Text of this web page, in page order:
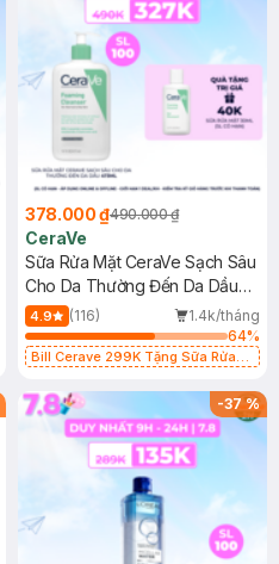
378.000 ₫490.000 ₫
CeraVe
Sữa Rửa Mặt CeraVe Sạch Sâu
Cho Da Thường Đến Da Dầu
473ml
4.9 (116)
1.4k/tháng
64%
Bill Cerave 299K Tặng Sữa Rửa
-37%